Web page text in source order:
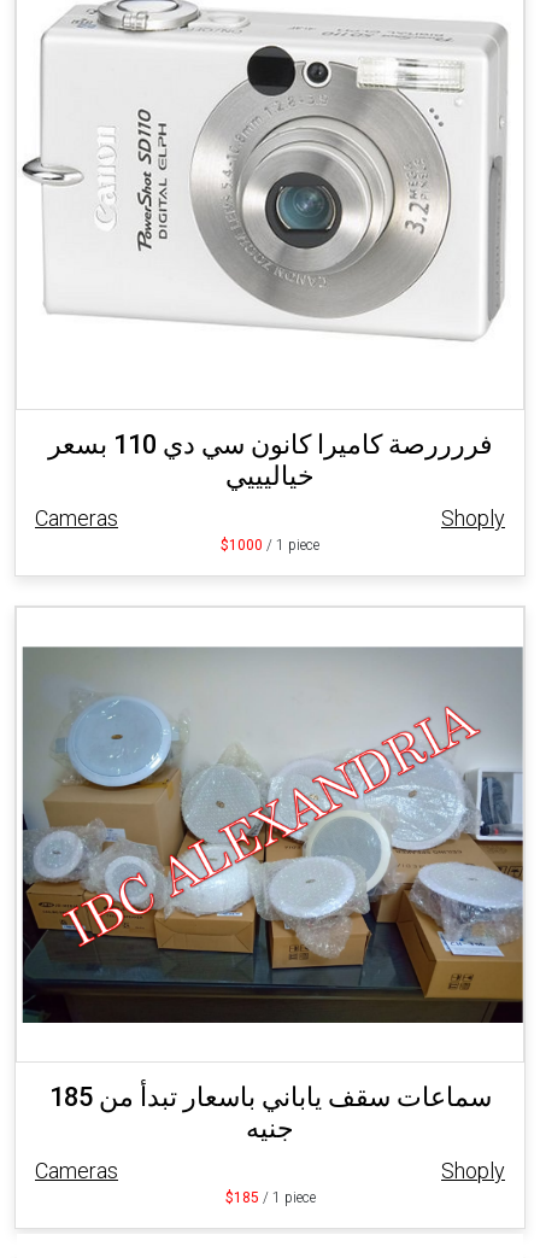
فررررصة كاميرا كانون سي دي 110 بسعر
خياليييي
Cameras Shoply
$1000 / 1 piece
سماعات سقف ياباني باسعار تبدأ من 185
جنيه
Cameras Shoply
$185 / 1 piece